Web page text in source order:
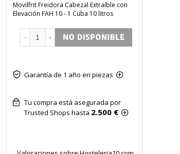
Movilfrit Freidora Cabezal Extraíble con
Elevación FAH 10 - 1 Cuba 10 litros
– +
Garantía de 1 año en piezas
Tu compra está asegurada por
Trusted Shops hasta 2.500 €